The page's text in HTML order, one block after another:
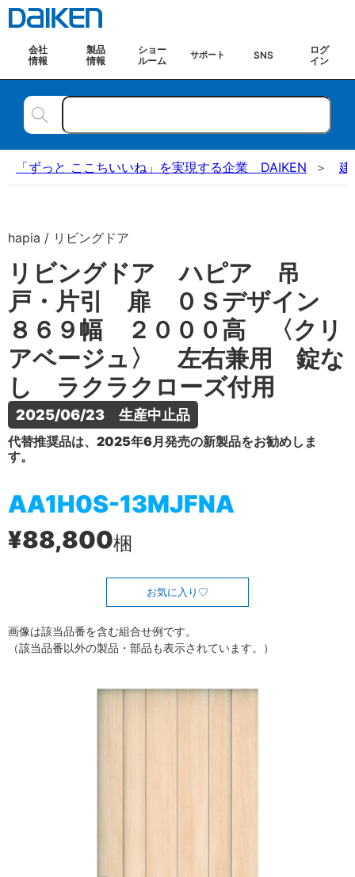
会社
情報
製品
情報
ショー
ルーム
サポート SNS
ログ
イン
「ずっと ここちいいね」を実現する企業 DAIKEN 建
hapia / リビングドア
リビングドア ハピア 吊
戸・片引 扉 ０Ｓデザイン
８６９幅 ２０００高 〈クリ
アベージュ〉 左右兼用 錠な
し ラクラクローズ付用
2025/06/23　生産中止品
代替推奨品は、2025年6月発売の新製品をお勧めしま
す。
AA1H0S-13MJFNA
¥88,800梱
お気に入り
画像は該当品番を含む組合せ例です。
（該当品番以外の製品・部品も表示されています。）